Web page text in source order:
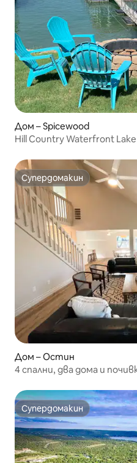
Дом – Spicewood
Hill Country Waterfront Lake
Супердомакин
Супердомакин
Дом – Остин
4 спални, два дома и
Супердомакин
Супердомакин